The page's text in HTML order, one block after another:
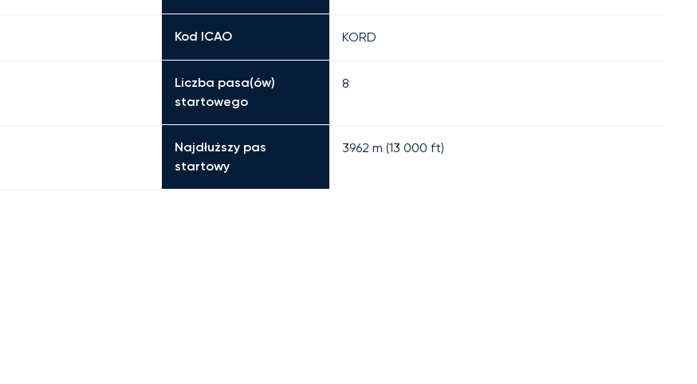
Kod ICAO KORD
Liczba pasa(ów)
startowego
8
Najdłuższy pas
startowy
3962 m (13 000 ft)